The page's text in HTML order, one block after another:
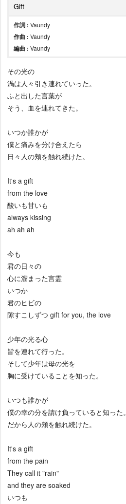
Gift
作詞 : Vaundy
作曲 : Vaundy
編曲 : Vaundy
その光の
渦は人々引き連れていった。
ふと出した言葉が
そう、血を連れてきた。
いつか誰かが
僕と痛みを分け合えたら
日々人の頬を触れ続けた。
It's a gift
from the love
酸いも甘いも
always kissing
ah ah ah
今も
君の日々の
心に溜まった言霊
いつか
君のヒビの
隙すこしずつ gift for you, the love
少年の光る心
皆を連れて行った。
そして少年は母の光を
胸に受けていることを知った。
いつも誰かが
僕の幸の分を請け負っていると知った。
だから人の頬を触れ続けた。
It's a gift
from the pain
They call it "rain"
and they are soaked
いつも